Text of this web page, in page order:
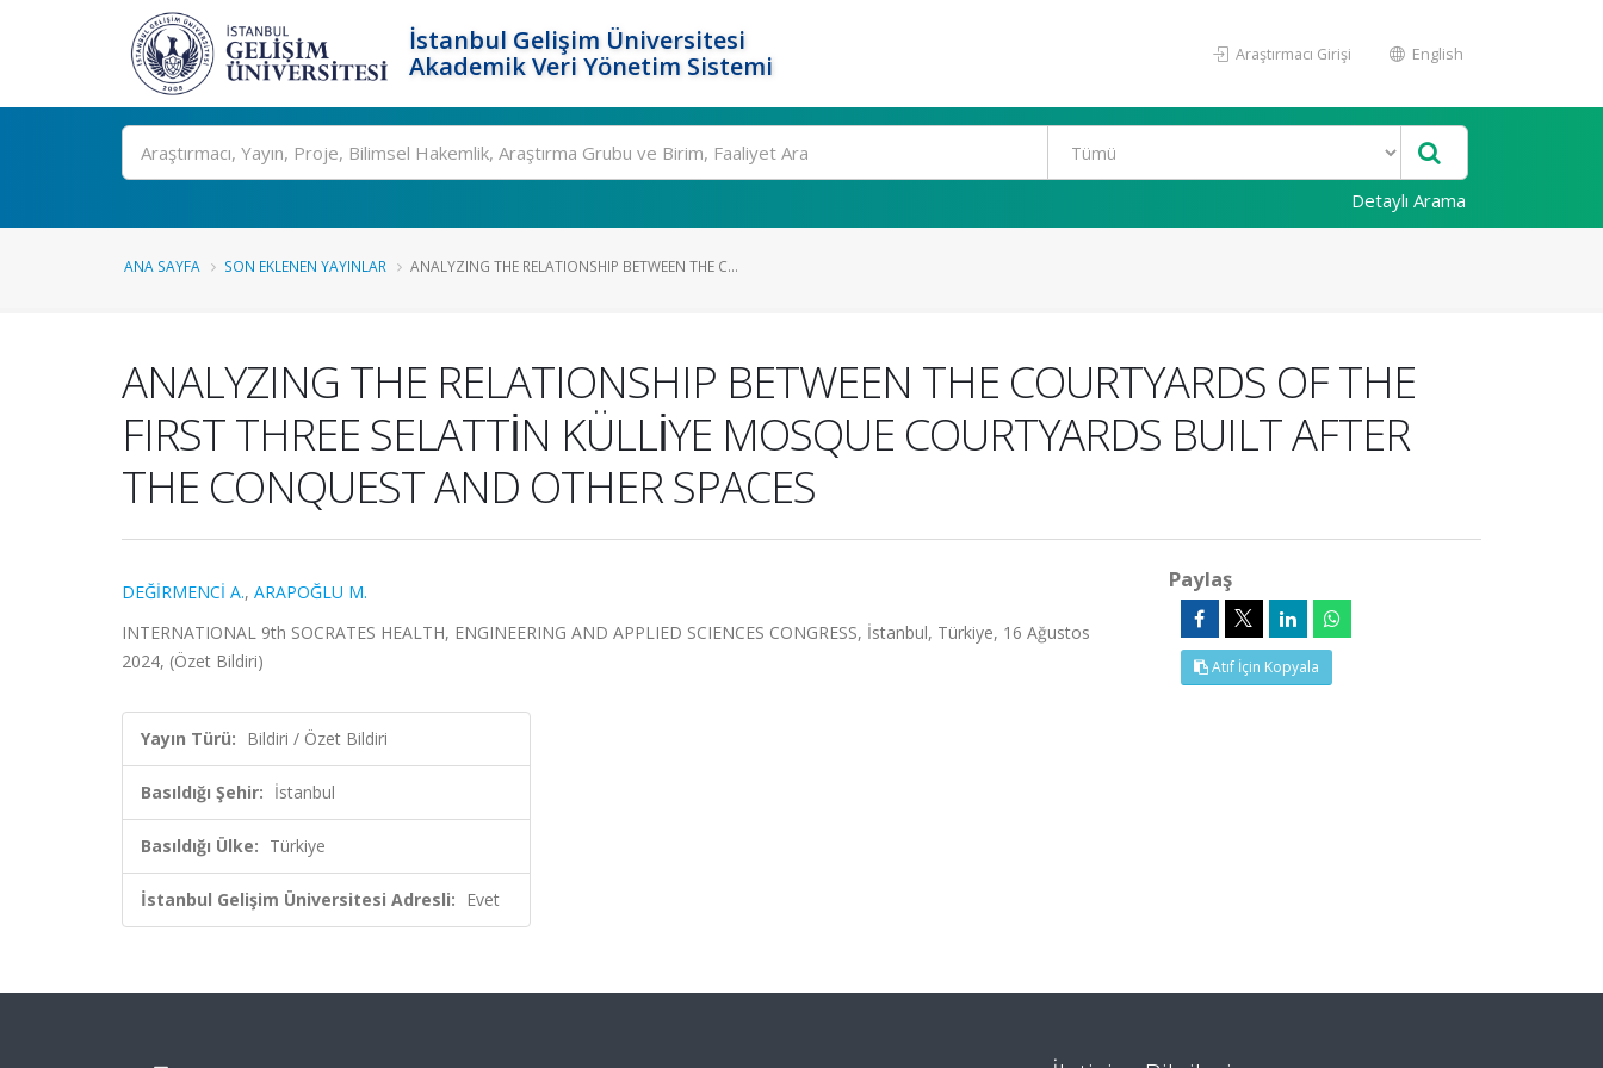
İstanbul Gelişim Üniversitesi
Akademik Veri Yönetim Sistemi
Araştırmacı Girişi English
Ara
Detaylı Arama
ANA SAYFA SON EKLENEN YAYINLAR ANALYZING THE RELATIONSHIP BETWEEN THE C...
ANALYZING THE RELATIONSHIP BETWEEN THE COURTYARDS OF THE
FIRST THREE SELATTİN KÜLLİYE MOSQUE COURTYARDS BUILT AFTER
THE CONQUEST AND OTHER SPACES
DEĞİRMENCİ A., ARAPOĞLU M.
INTERNATIONAL 9th SOCRATES HEALTH, ENGINEERING AND APPLIED SCIENCES CONGRESS, İstanbul, Türkiye, 16 Ağustos
2024, (Özet Bildiri)
Yayın Türü: Bildiri / Özet Bildiri
Basıldığı Şehir: İstanbul
Basıldığı Ülke: Türkiye
İstanbul Gelişim Üniversitesi Adresli: Evet
Paylaş
Atıf İçin Kopyala